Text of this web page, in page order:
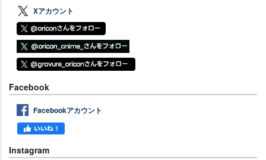
Xアカウント
Facebook
Facebookアカウント
Instagram